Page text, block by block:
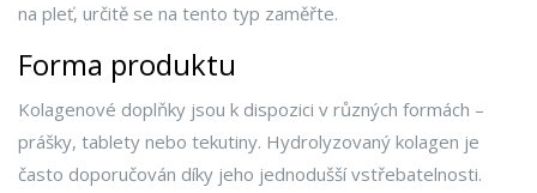
na pleť, určitě se na tento typ zaměřte.
Forma produktu
Kolagenové doplňky jsou k dispozici v různých formách –
prášky, tablety nebo tekutiny. Hydrolyzovaný kolagen je
často doporučován díky jeho jednodušší vstřebatelnosti.